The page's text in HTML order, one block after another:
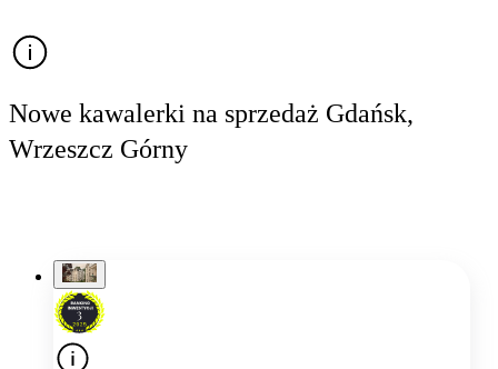
Nowe kawalerki na sprzedaż Gdańsk,
Wrzeszcz Górny